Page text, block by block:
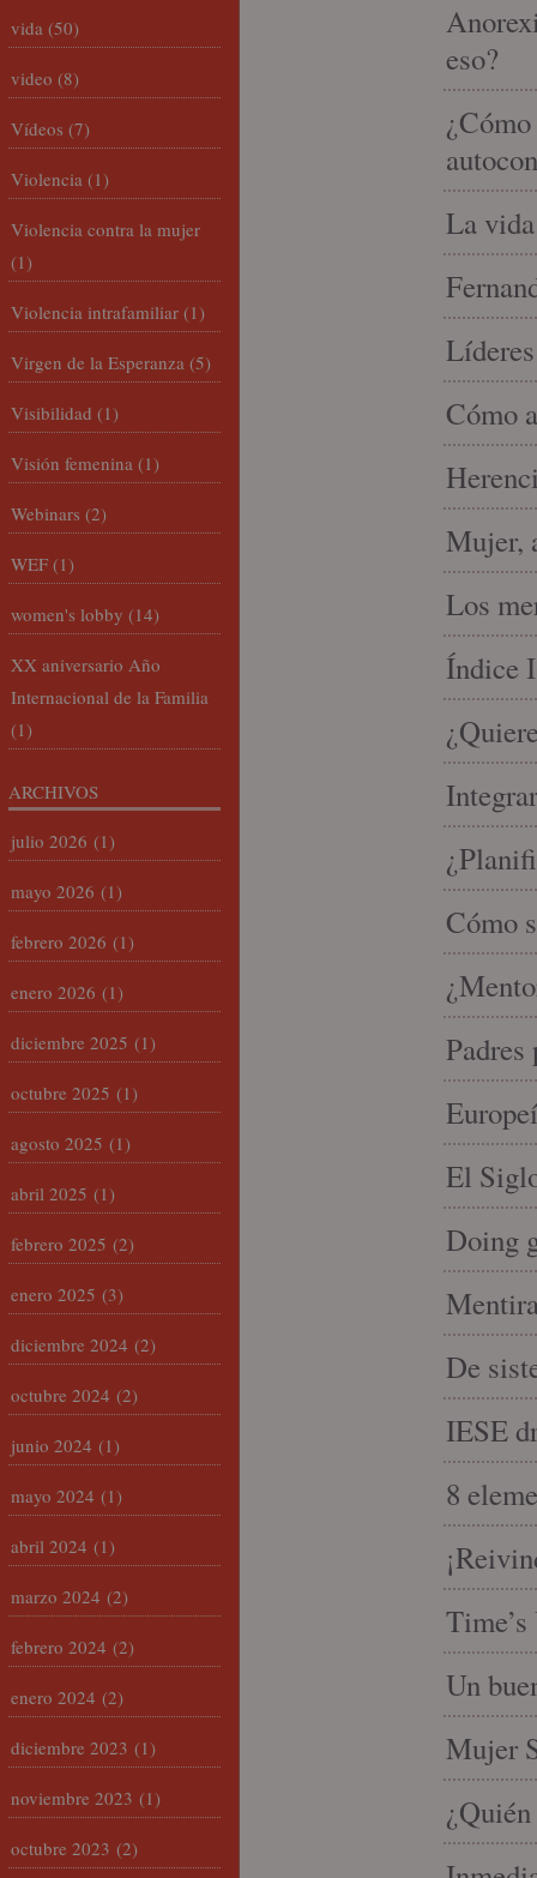
eso?
La
Cómo
Mujer,
Los
Índice
Cómo
Padres
El
Doing
De
IESE
8
Un
Mujer
vida (50)
video (8)
Vídeos (7)
Violencia (1)
Violencia contra la mujer
(1)
Violencia intrafamiliar (1)
Virgen de la Esperanza (5)
Visibilidad (1)
Visión femenina (1)
Webinars (2)
WEF (1)
women's lobby (14)
XX aniversario Año
Internacional de la Familia
(1)
ARCHIVOS
julio 2026 (1)
mayo 2026 (1)
febrero 2026 (1)
enero 2026 (1)
diciembre 2025 (1)
octubre 2025 (1)
agosto 2025 (1)
abril 2025 (1)
febrero 2025 (2)
enero 2025 (3)
diciembre 2024 (2)
octubre 2024 (2)
junio 2024 (1)
mayo 2024 (1)
abril 2024 (1)
marzo 2024 (2)
febrero 2024 (2)
enero 2024 (2)
diciembre 2023 (1)
noviembre 2023 (1)
octubre 2023 (2)